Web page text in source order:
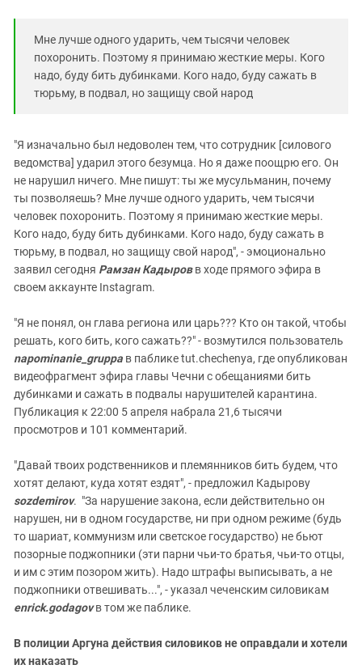
Мне лучше одного ударить, чем тысячи человек
похоронить. Поэтому я принимаю жесткие меры. Кого
надо, буду бить дубинками. Кого надо, буду сажать в
тюрьму, в подвал, но защищу свой народ
"Я изначально был недоволен тем, что сотрудник [силового
ведомства] ударил этого безумца. Но я даже поощрю его. Он
не нарушил ничего. Мне пишут: ты же мусульманин, почему
ты позволяешь? Мне лучше одного ударить, чем тысячи
человек похоронить. Поэтому я принимаю жесткие меры.
Кого надо, буду бить дубинками. Кого надо, буду сажать в
тюрьму, в подвал, но защищу свой народ", - эмоционально
заявил сегодня Рамзан Кадыровв ходе прямого эфира в
своем аккаунте Instagram.
"Я не понял, он глава региона или царь??? Кто он такой, чтобы
решать, кого бить, кого сажать??" - возмутился пользователь
napominanie_gruppa в паблике tut.chechenya, где опубликован
видеофрагмент эфира главы Чечни с обещаниями бить
дубинками и сажать в подвалы нарушителей карантина.
Публикация к 22:00 5 апреля набрала 21,6 тысячи
просмотров и 101 комментарий.
"Давай твоих родственников и племянников бить будем, что
хотят делают, куда хотят ездят", - предложил Кадырову
sozdemirov. "За нарушение закона, если действительно он
нарушен, ни в одном государстве, ни при одном режиме (будь
то шариат, коммунизм или светское государство) не бьют
позорные поджопники (эти парни чьи-то братья, чьи-то отцы,
и им с этим позором жить). Надо штрафы выписывать, а не
поджопники отвешивать...", - указал чеченским силовикам
enrick.godagovв том же паблике.
В полиции Аргуна действия силовиков не оправдали и хотели
их наказать